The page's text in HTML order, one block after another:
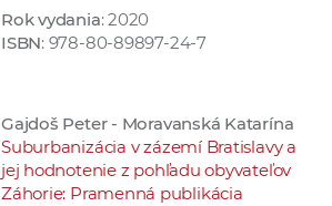
Rok vydania: 2020
ISBN: 978-80-89897-24-7
Gajdoš Peter - Moravanská Katarína
Suburbanizácia v zázemí Bratislavy a
jej hodnotenie z pohľadu obyvateľov
Záhorie: Pramenná publikácia